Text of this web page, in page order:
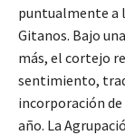
puntualmente a
Gitanos. Bajo
más, el cortejo
sentimiento,
incorporación de
año. La